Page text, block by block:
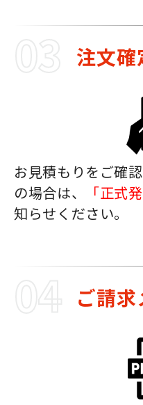
注文確
お見積もりをご確
の場合は、
「正式
知らせください。
ご請